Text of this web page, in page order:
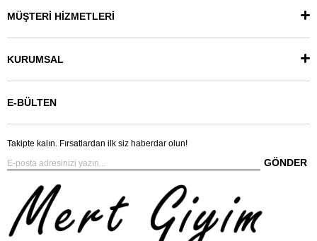
MÜŞTERİ HİZMETLERİ
KURUMSAL
E-BÜLTEN
Takipte kalın. Fırsatlardan ilk siz haberdar olun!
GÖNDER